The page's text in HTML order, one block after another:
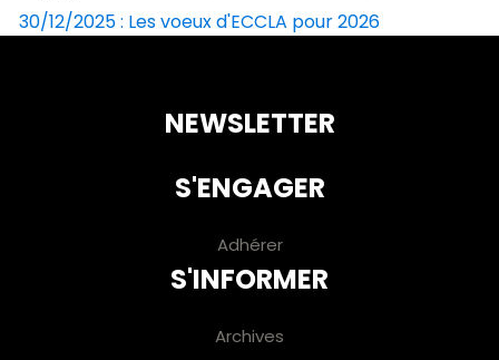
30/12/2025 : Les voeux d'ECCLA pour 2026
NEWSLETTER
S'ENGAGER
Adhérer
S'INFORMER
Archives